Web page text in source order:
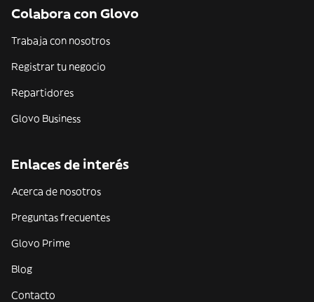
Colabora con Glovo
Trabaja con nosotros
Registrar tu negocio
Repartidores
Glovo Business
Enlaces de interés
Acerca de nosotros
Preguntas frecuentes
Glovo Prime
Blog
Contacto